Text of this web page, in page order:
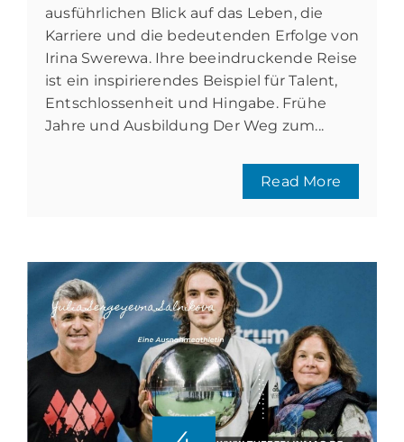
ausführlichen Blick auf das Leben, die
Karriere und die bedeutenden Erfolge von
Irina Swerewa. Ihre beeindruckende Reise
ist ein inspirierendes Beispiel für Talent,
Entschlossenheit und Hingabe. Frühe
Jahre und Ausbildung Der Weg zum...
Read More